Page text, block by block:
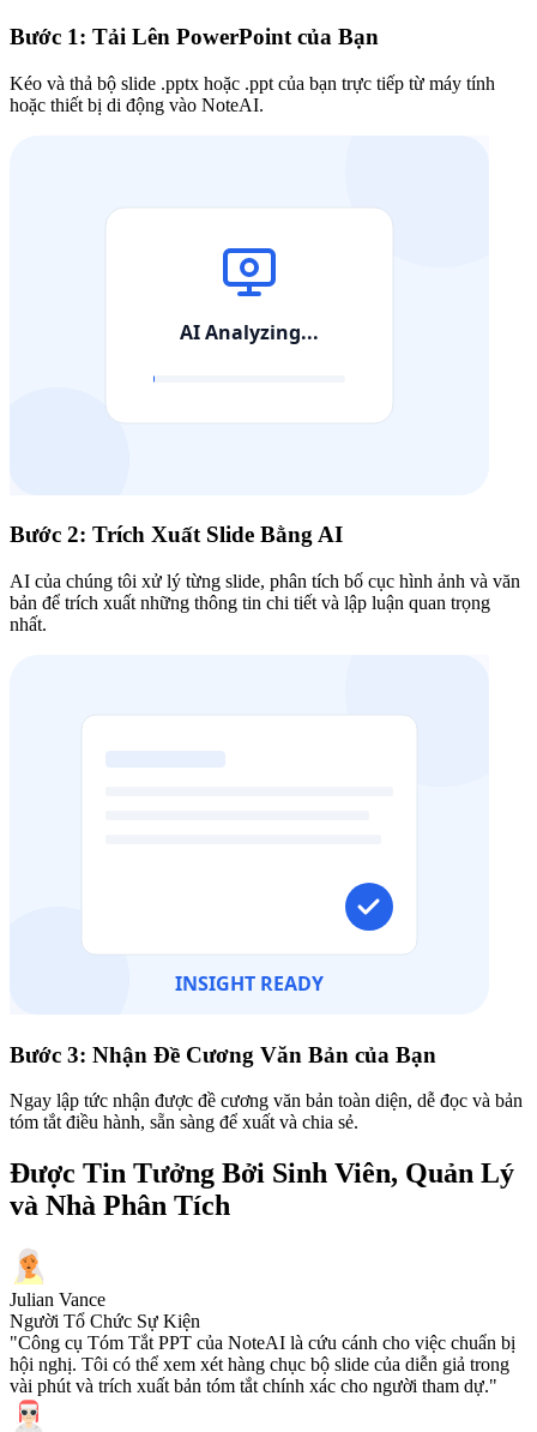
Bước 1: Tải Lên PowerPoint của Bạn
Kéo và thả bộ slide .pptx hoặc .ppt của bạn trực tiếp từ máy tính
hoặc thiết bị di động vào NoteAI.
Bước 2: Trích Xuất Slide Bằng AI
AI của chúng tôi xử lý từng slide, phân tích bố cục hình ảnh và văn
bản để trích xuất những thông tin chi tiết và lập luận quan trọng
nhất.
Bước 3: Nhận Đề Cương Văn Bản của Bạn
Ngay lập tức nhận được đề cương văn bản toàn diện, dễ đọc và bản
tóm tắt điều hành, sẵn sàng để xuất và chia sẻ.
Được Tin Tưởng Bởi Sinh Viên, Quản Lý
và Nhà Phân Tích
Julian Vance
Người Tổ Chức Sự Kiện
"Công cụ Tóm Tắt PPT của NoteAI là cứu cánh cho việc chuẩn bị
hội nghị. Tôi có thể xem xét hàng chục bộ slide của diễn giả trong
vài phút và trích xuất bản tóm tắt chính xác cho người tham dự."